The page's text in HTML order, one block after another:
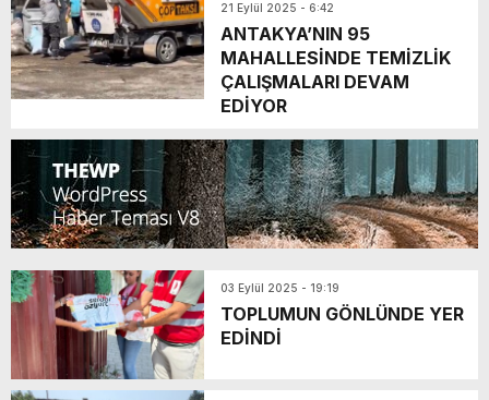
21 Eylül 2025 - 6:42
ANTAKYA’NIN 95
MAHALLESİNDE TEMİZLİK
ÇALIŞMALARI DEVAM
EDİYOR
03 Eylül 2025 - 19:19
TOPLUMUN GÖNLÜNDE YER
EDİNDİ